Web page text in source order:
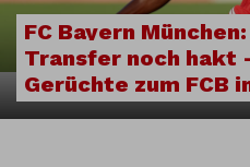
FC Bayern
Transfer noch hakt
Gerüchte zum FCB